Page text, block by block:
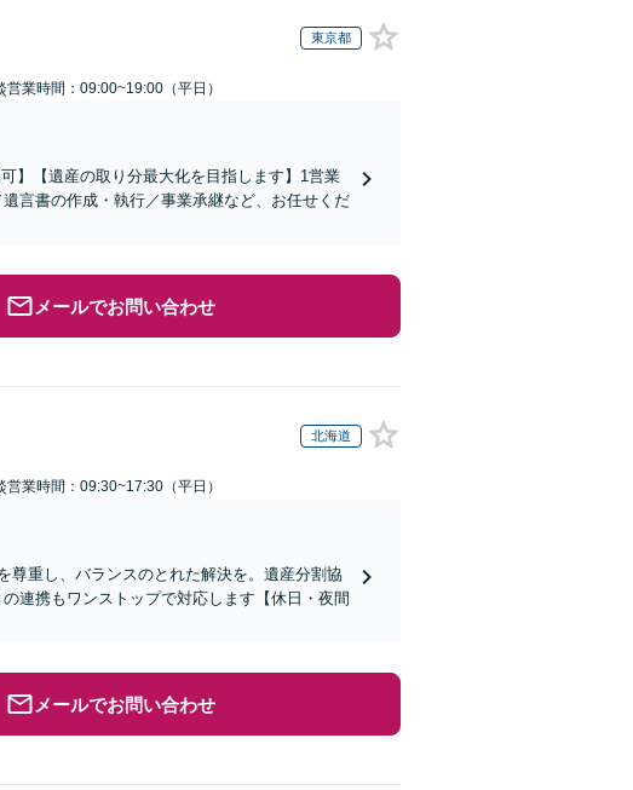
東京都
営業時間：09:00~19:00（平日）
】【遺産の取り分最大化を目指します】1営業
言書の作成・執行／事業承継など、お任せくだ
メールでお問い合わせ
北海道
営業時間：09:30~17:30（平日）
尊重し、バランスのとれた解決を。遺産分割協
連携もワンストップで対応します【休日・夜間
メールでお問い合わせ